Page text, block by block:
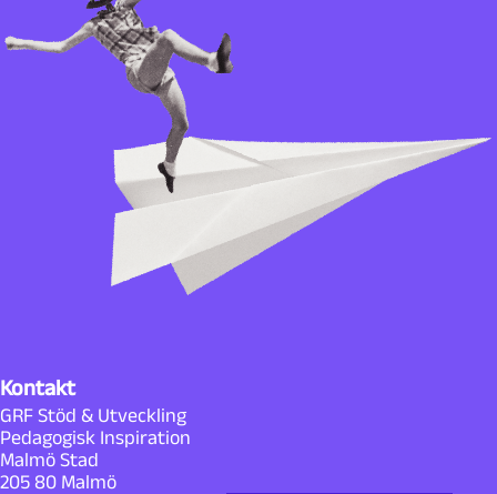
Kontakt
GRF Stöd & Utveckling
Pedagogisk Inspiration
Malmö Stad
205 80 Malmö